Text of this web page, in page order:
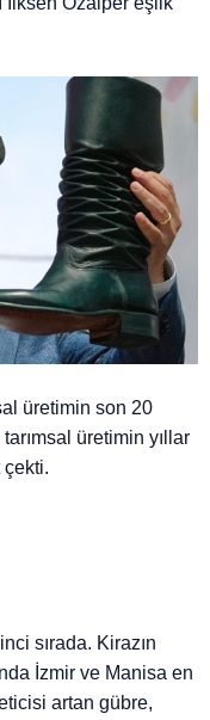
üretimin son 20
üretimin yıllar
çekti.
sırada. Kirazın
İzmir ve Manisa en
artan gübre,